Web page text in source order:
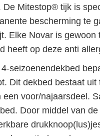
De Mitestop® tijk is
bescherming te
Elke Novar is gewoon
heeft op deze anti
seizoenendekbed
Dit dekbed bestaat uit
een voor/najaarsdeel.
Door middel van